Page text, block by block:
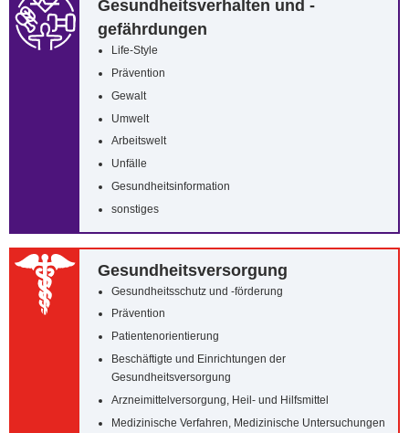
Gesundheitsverhalten und -
gefährdungen
Life-Style
Prävention
Gewalt
Umwelt
Arbeitswelt
Unfälle
Gesundheitsinformation
sonstiges
Gesundheitsversorgung
Gesundheitsschutz und -förderung
Prävention
Patientenorientierung
Beschäftigte und Einrichtungen der
Gesundheitsversorgung
Arzneimittelversorgung, Heil- und Hilfsmittel
Medizinische Verfahren, Medizinische Untersuchungen